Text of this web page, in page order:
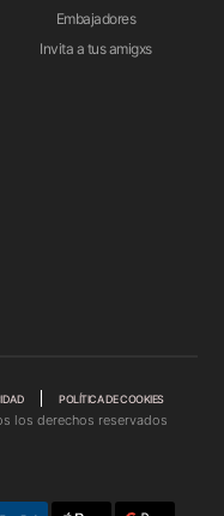
Embajadores
Invita a tus amigxs
POLÍTICA DE COOKIES
los derechos reservados